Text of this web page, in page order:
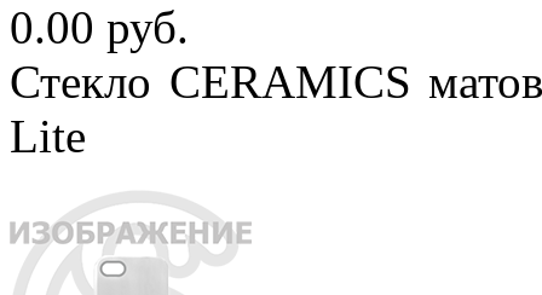
0.00 руб.
Стекло CERAMICS
Lite